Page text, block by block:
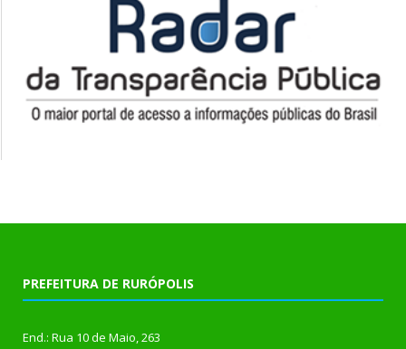
PREFEITURA DE RURÓPOLIS
End.: Rua 10 de Maio, 263